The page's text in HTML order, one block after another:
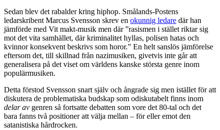
Sedan blev det rabalder kring hiphop. Smålands-Postens
ledarskribent Marcus Svensson skrev en okunnig ledare där han
jämförde med Vit makt-musik men där ”rasismen i stället riktar sig
mot det vita samhället, där kriminalitet hyllas, polisen hatas och
kvinnor konsekvent beskrivs som horor.” En helt sanslös jämförelse
eftersom det, till skillnad från nazimusiken, givetvis inte går att
generalisera på det viset om världens kanske största genre inom
populärmusiken.
Detta förstod Svensson snart själv och ångrade sig men istället för att
diskutera de problematiska budskap som odiskutabelt finns inom
delar av genren så fortsatte debatten som vore det 80-tal och det
bara fanns två positioner att välja mellan – för eller emot den
satanistiska hårdrocken.